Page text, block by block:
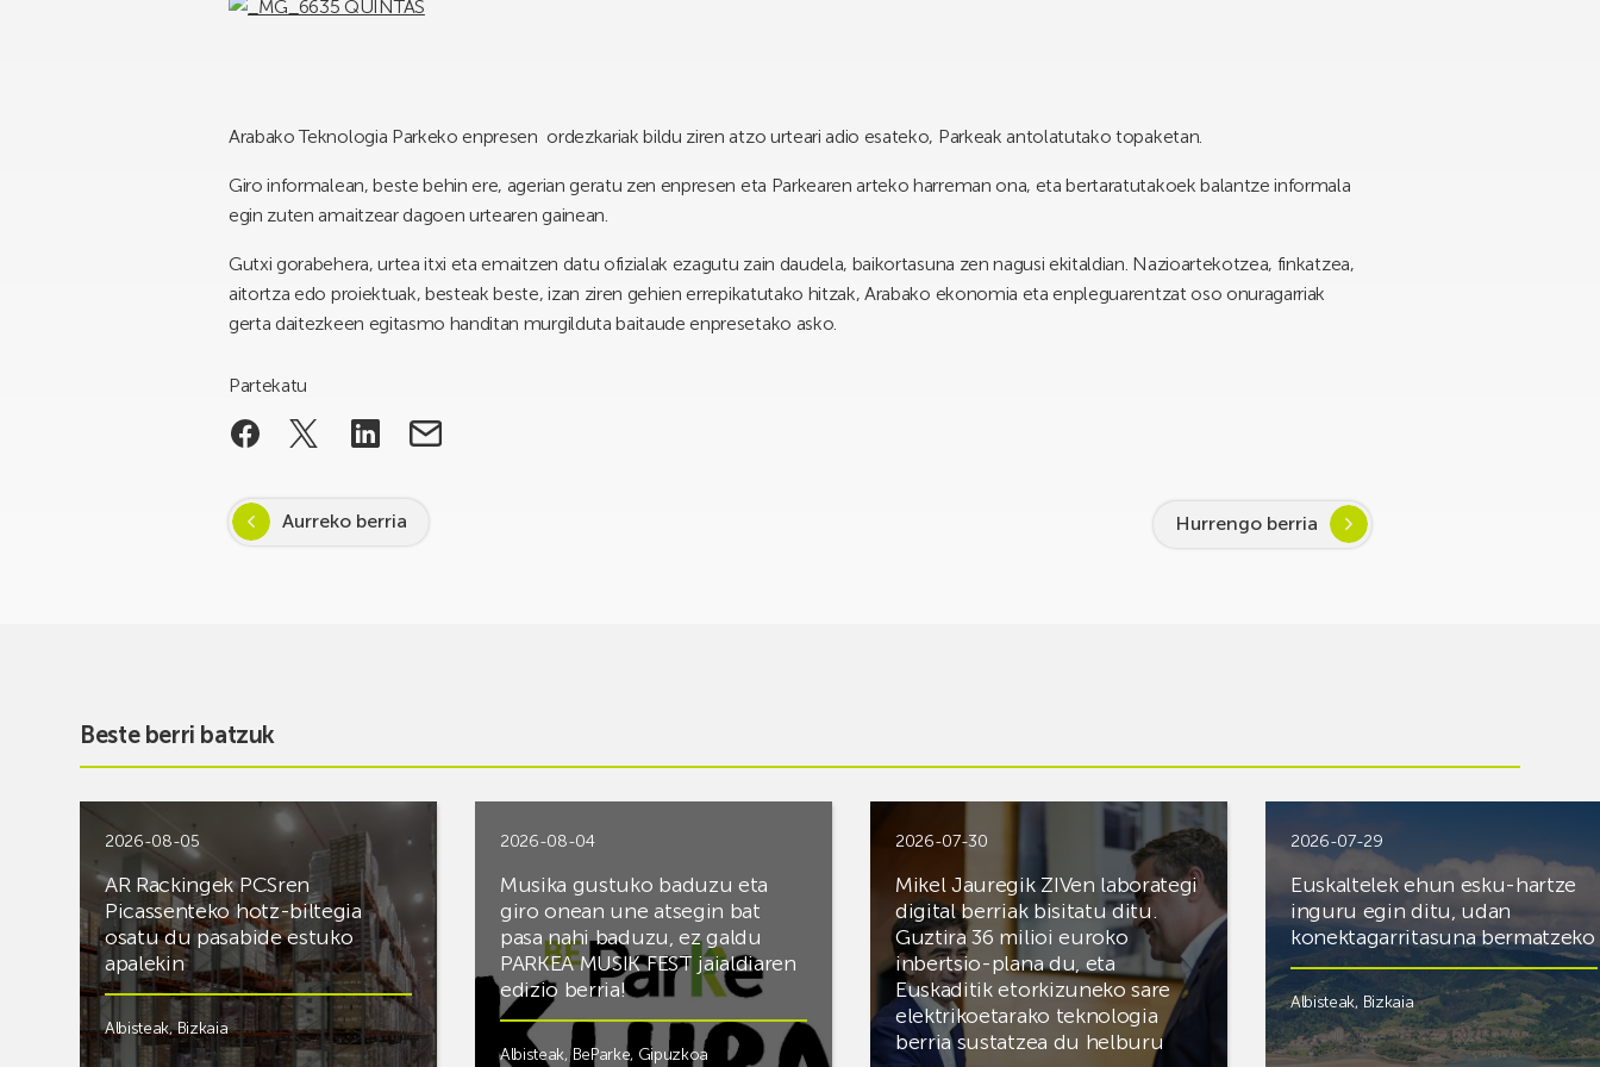
Arabako Teknologia Parkeko enpresen ordezkariak bildu ziren atzo urteari adio esateko, Parkeak antolatutako topaketan.
Giro informalean, beste behin ere, agerian geratu zen enpresen eta Parkearen arteko harreman ona, eta bertaratutakoek balantze informala
egin zuten amaitzear dagoen urtearen gainean.
Gutxi gorabehera, urtea itxi eta emaitzen datu ofizialak ezagutu zain daudela, baikortasuna zen nagusi ekitaldian. Nazioartekotzea, finkatzea,
aitortza edo proiektuak, besteak beste, izan ziren gehien errepikatutako hitzak, Arabako ekonomia eta enpleguarentzat oso onuragarriak
gerta daitezkeen egitasmo handitan murgilduta baitaude enpresetako asko.
Partekatu
Aurreko berria Hurrengo berria
Beste berri batzuk
2026-08-05
AR Rackingek PCSren
Picassenteko hotz-biltegia
osatu du pasabide estuko
apalekin
Albisteak,Bizkaia
2026-08-04
Musika gustuko baduzu eta
giro onean une atsegin bat
pasa nahi baduzu, ez galdu
PARKEA MUSIK FEST jaialdiaren
edizio berria!
Albisteak,BeParke, Gipuzkoa
2026-07-30
Mikel Jauregik ZIVen laborategi
digital berriak bisitatu ditu.
Guztira 36 milioi euroko
inbertsio-plana du, eta
Euskaditik etorkizuneko sare
elektrikoetarako teknologia
berria sustatzea du helburu
2026-07-29
Euskaltelek ehun esku-hartze
inguru egin ditu, udan
konektagarritasuna bermatzeko
Albisteak, Bizkaia